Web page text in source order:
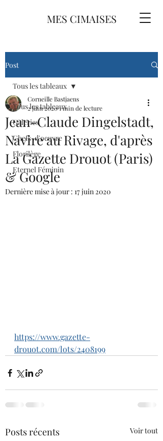
MES CIMAISES
Post
Tous les tableaux
Galeries
Chefs-d'oeuvre
Florilège
Eternel Féminin
Tous les tableaux
Jean-Claude Dingelstadt,
Navire au Rivage, d'après
La Gazette Drouot (Paris)
& Google
Corneille Bastjaens
2 juin 20201 min de lecture
Dernière mise à jour : 17 juin 2020
https://www.gazette-
drouot.com/lots/2408199
Posts récents Voir tout